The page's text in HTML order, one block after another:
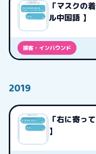
「マスクの
ル中国語 】
接客・インバウンド
2019
「右に寄っ
】